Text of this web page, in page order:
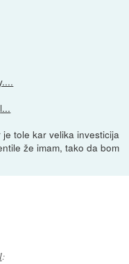
tole kar velika investicija
že imam, tako da bom
: